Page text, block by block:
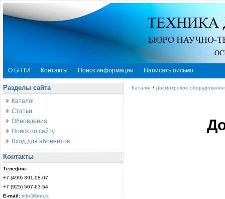
О БНТИ Контакты Поиск информации Написать письмо
Разделы сайта
Каталог
Статьи
Обновления
Поиск по сайту
Вход для абонентов
Контакты
Телефон:
+7 (499) 391-98-07
+7 (925) 507-63-54
E-mail: info@bnti.ru
Каталог / Досмотровое оборудование